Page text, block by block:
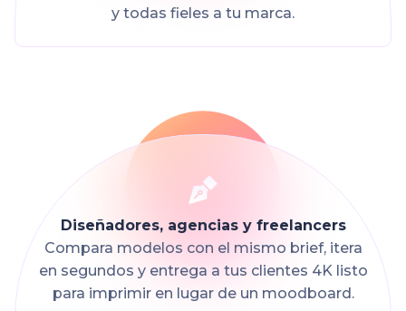
y todas fieles a tu marca.
Diseñadores, agencias y freelancers
Compara modelos con el mismo brief, itera
en segundos y entrega a tus clientes 4K listo
para imprimir en lugar de un moodboard.